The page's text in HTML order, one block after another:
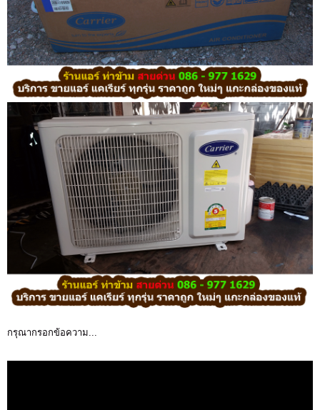
กรุณากรอกข้อความ...